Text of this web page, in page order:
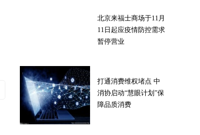
北京来福士商场于11月
11日起应疫情防控需求
暂停营业
打通消费维权堵点 中
消协启动“慧眼计划”保
障品质消费